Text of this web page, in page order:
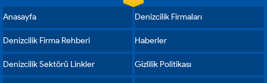
Anasayfa Denizcilik Firmaları
Denizcilik Firma Rehberi Haberler
Denizcilik Sektörü Linkler Gizlilik Politikası